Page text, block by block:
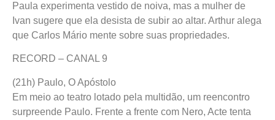
Paula experimenta vestido de noiva, mas a mulher de
Ivan sugere que ela desista de subir ao altar. Arthur alega
que Carlos Mário mente sobre suas propriedades.
RECORD – CANAL 9
(21h) Paulo, O Apóstolo
Em meio ao teatro lotado pela multidão, um reencontro
surpreende Paulo. Frente a frente com Nero, Acte tenta